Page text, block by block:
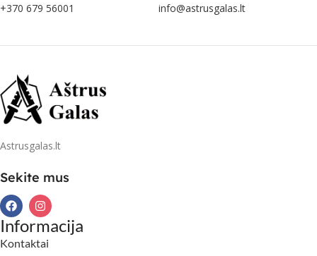
+370 679 56001 info@astrusgalas.lt
Astrusgalas.lt
Sekite mus
Informacija
Kontaktai